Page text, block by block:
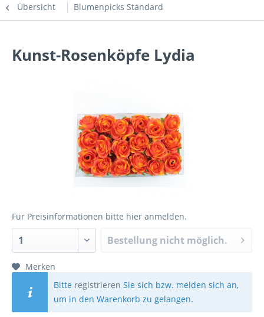
Übersicht Blumenpicks Standard
Kunst-Rosenköpfe Lydia
Für Preisinformationen bitte hier anmelden.
Bestellung nicht möglich.
Merken
Bitte registrieren Sie sich bzw. melden sich an,
um in den Warenkorb zu gelangen.